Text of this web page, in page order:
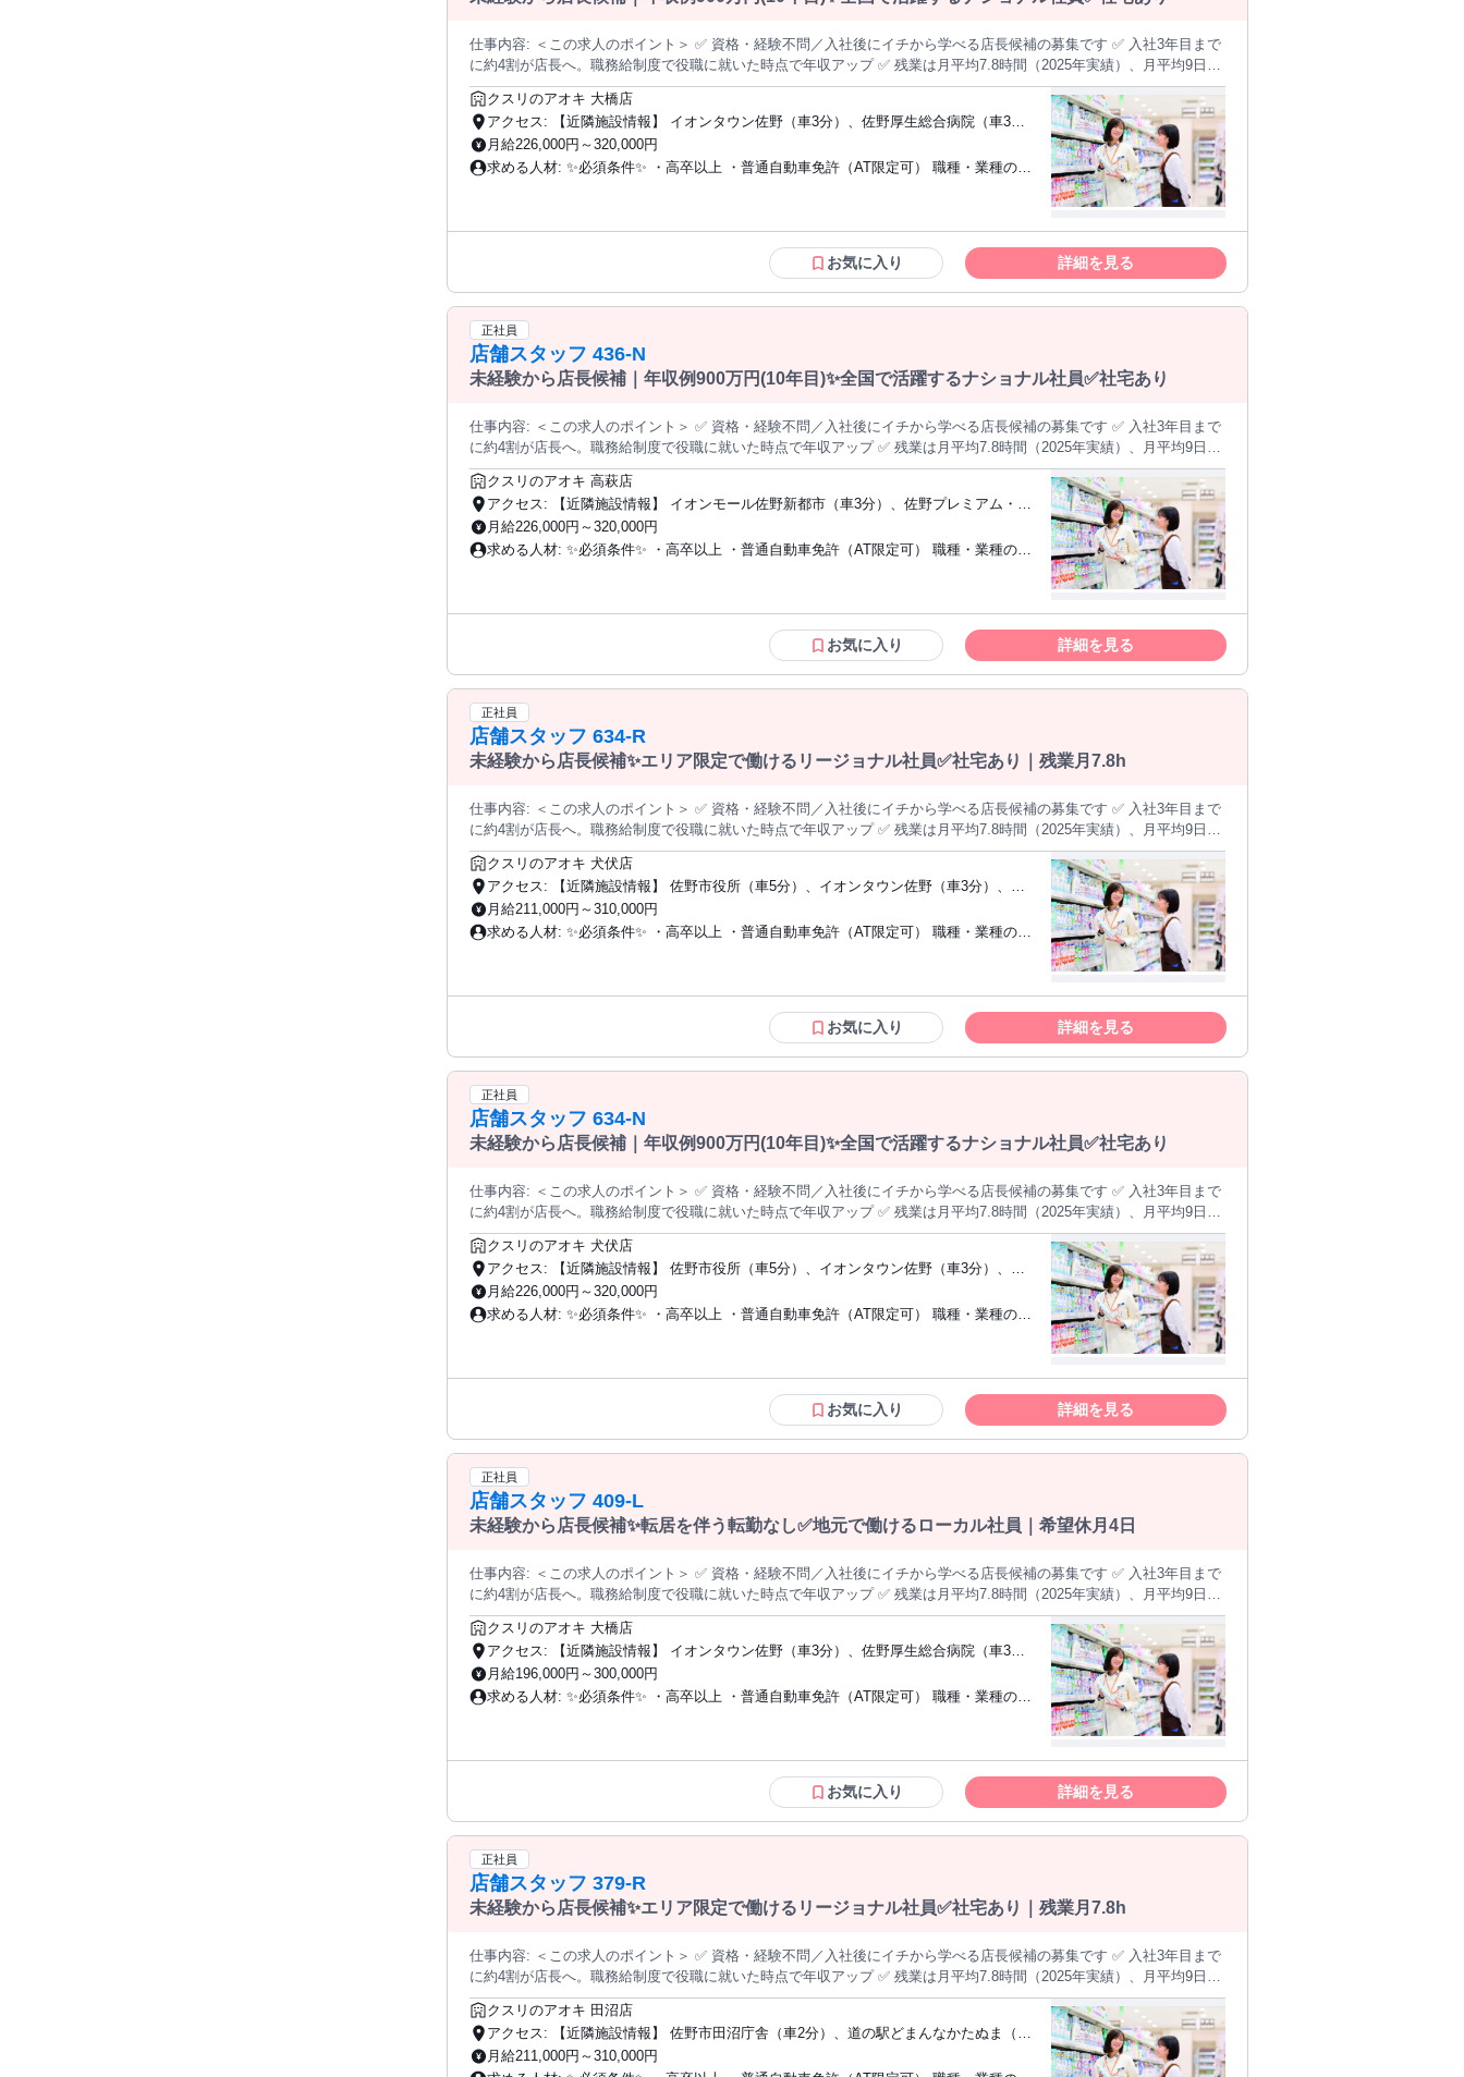
顔なじみになり、 「ちょっと聞きたいんだけど…」といった何気ない会話の中に お客様のニーズやトレンドが隠され
ています。 あなたの接客経験は、商品管理や販促企画のアイデアとして最大限に輝きます。 お客様とお店をつなぐ、
大切な役割を担いませんか？ 「 頼 ら れ る 専 門 家 」 を チ ー ム で 育 て る こ と 。 ￣￣￣￣￣￣￣￣￣￣￣￣￣
￣￣￣￣￣￣￣ 私たちの仕事は、 商品を売ることではありません。 お客様の不安を取り除き、 健康な毎日を支えるチ
ームを作ることです。 だから、 「責任者の仕事の半分は人を育てること」という考えが 根付いています。 15年教育カ
リキュラムがあることもその一環です。 店長になるには「登録販売者」の資格が必須ですが、 これもお客様に安心を
提供するための大切な約束。 店舗運営、資格取得の勉強時間も業務として確保するなど、 会社が全力でサポートしま
す。 未経験から始めた先輩たちが、 今では地域の健康を支えるドラッグストアの店舗運営スタッフとして活躍してい
￣￣￣￣￣￣￣￣￣￣￣￣￣￣ ドラッグストアが、街の暮らしを支える 「生活インフラ」となった今。 サンドラッグ
は、全国すべての町に安心を届けるため、 業界トップクラスのペースで新規出店を加速しています。 同時にEC事業も
拡大し、 お客様がいつでもどこでも頼れる存在へと 進化を続けています。 この想いを実現していく、 キーパーソンこ
そ、あなたです。 この出会いが、 あなたの大好きな街にとって、 あなたがなくてはならない存在になる きっかけにな
ることを だれよりも願い、信じています。
仕事内容: ＜この求人のポイント＞ ✅ 資格・経験不問／入社後にイチから学べる店長候補の募集です ✅ 入社3年目まで
に約4割が店長へ。職務給制度で役職に就いた時点で年収アップ ✅ 残業は月平均7.8時間（2025年実績）、月平均9日休
み・希望休は月4日指定OK ✅ 働く場所（全国／エリア限定／転居なし）を毎年選び直せます ──────────── ＜仕事
内容＞ 調剤薬局を併設したドラッグストア『クスリのアオキ』の店舗運営をお任せします。最初は先輩のサポートを受
けながら店舗業務を覚えるところからスタート。3カ月ほどで一人立ちする方が多く、未経験からでも段階的に身につ
けられます。 ◆接客 売場のご案内やレジ対応など。お客様の「これどこ？」に応える、地域に密着した仕事です。 ◆
商品の陳列・補充 品薄の商品を補充し、見やすく買いやすい売場を保ちます。 ◆発注・在庫管理 自動発注システムを
＞ 【STEP1】基礎を学ぶ：接客・陳列・発注など店舗運営の基本を習得（目安3カ月で一人立ち） ▼ 【STEP2】マ
ネジメントに挑戦：シフト管理やスタッフ教育へ。階層別研修があるので未経験でも段階的に学べます。最短3年目で
店長へ ▼ 【STEP3】キャリアを広げる：店長の先には、複数店舗を統括するSV、バイヤー、本部（店舗運営・商
品・開発・経営企画・生鮮事業など）への道があります 「近くて便利なドラッグストア、かかりつけ薬局」をコンセプ
クスリのアオキ 大橋店
アクセス: 【近隣施設情報】 イオンタウン佐野（車3分）、佐野厚生総合病院（車3
月給226,000円～320,000円
求める人材: ✨必須条件✨ ・高卒以上 ・普通自動車免許（AT限定可） 職種・業種の経
実した教育制度があります） ✩将来は店長や本部など、ステップアップを目指したい
方 ✩明るく誠実に人と接することができる方 ✩地域に貢献する仕事がしたい方 ✩UIタ
方をお待ちしています。
お気に入り 詳細を見る
正社員
店舗スタッフ 436-N
未経験から店長候補｜年収例900万円(10年目)✨全国で活躍するナショナル社員✅社宅あり
仕事内容: ＜この求人のポイント＞ ✅ 資格・経験不問／入社後にイチから学べる店長候補の募集です ✅ 入社3年目まで
に約4割が店長へ。職務給制度で役職に就いた時点で年収アップ ✅ 残業は月平均7.8時間（2025年実績）、月平均9日休
み・希望休は月4日指定OK ✅ 働く場所（全国／エリア限定／転居なし）を毎年選び直せます ──────────── ＜仕事
内容＞ 調剤薬局を併設したドラッグストア『クスリのアオキ』の店舗運営をお任せします。最初は先輩のサポートを受
けながら店舗業務を覚えるところからスタート。3カ月ほどで一人立ちする方が多く、未経験からでも段階的に身につ
けられます。 ◆接客 売場のご案内やレジ対応など。お客様の「これどこ？」に応える、地域に密着した仕事です。 ◆
商品の陳列・補充 品薄の商品を補充し、見やすく買いやすい売場を保ちます。 ◆発注・在庫管理 自動発注システムを
＞ 【STEP1】基礎を学ぶ：接客・陳列・発注など店舗運営の基本を習得（目安3カ月で一人立ち） ▼ 【STEP2】マ
ネジメントに挑戦：シフト管理やスタッフ教育へ。階層別研修があるので未経験でも段階的に学べます。最短3年目で
店長へ ▼ 【STEP3】キャリアを広げる：店長の先には、複数店舗を統括するSV、バイヤー、本部（店舗運営・商
品・開発・経営企画・生鮮事業など）への道があります 「近くて便利なドラッグストア、かかりつけ薬局」をコンセプ
クスリのアオキ 高萩店
アクセス: 【近隣施設情報】 イオンモール佐野新都市（車3分）、佐野プレミアム・ア
ウトレット（車3分）、佐野市役所（車10分） 【近隣学校情報】 佐野日本大学短期大
学（車5分）
月給226,000円～320,000円
求める人材: ✨必須条件✨ ・高卒以上 ・普通自動車免許（AT限定可） 職種・業種の経
実した教育制度があります） ✩将来は店長や本部など、ステップアップを目指したい
方 ✩明るく誠実に人と接することができる方 ✩地域に貢献する仕事がしたい方 ✩UIタ
方をお待ちしています。
お気に入り 詳細を見る
正社員
店舗スタッフ 634-R
未経験から店長候補✨エリア限定で働けるリージョナル社員✅社宅あり｜残業月7.8h
仕事内容: ＜この求人のポイント＞ ✅ 資格・経験不問／入社後にイチから学べる店長候補の募集です ✅ 入社3年目まで
に約4割が店長へ。職務給制度で役職に就いた時点で年収アップ ✅ 残業は月平均7.8時間（2025年実績）、月平均9日休
み・希望休は月4日指定OK ✅ 働く場所（全国／エリア限定／転居なし）を毎年選び直せます ──────────── ＜仕事
内容＞ 調剤薬局を併設したドラッグストア『クスリのアオキ』の店舗運営をお任せします。最初は先輩のサポートを受
けながら店舗業務を覚えるところからスタート。3カ月ほどで一人立ちする方が多く、未経験からでも段階的に身につ
けられます。 ◆接客 売場のご案内やレジ対応など。お客様の「これどこ？」に応える、地域に密着した仕事です。 ◆
商品の陳列・補充 品薄の商品を補充し、見やすく買いやすい売場を保ちます。 ◆発注・在庫管理 自動発注システムを
＞ 【STEP1】基礎を学ぶ：接客・陳列・発注など店舗運営の基本を習得（目安3カ月で一人立ち） ▼ 【STEP2】マ
ネジメントに挑戦：シフト管理やスタッフ教育へ。階層別研修があるので未経験でも段階的に学べます。最短3年目で
店長へ ▼ 【STEP3】キャリアを広げる：店長の先には、複数店舗を統括するSV、バイヤー、本部（店舗運営・商
品・開発・経営企画・生鮮事業など）への道があります 「近くて便利なドラッグストア、かかりつけ薬局」をコンセプ
クスリのアオキ 犬伏店
アクセス: 【近隣施設情報】 佐野市役所（車5分）、イオンタウン佐野（車3分）、佐
野プレミアム・アウトレット（車5分） 【近隣学校情報】 佐野日本大学短期大学（車5
分）
月給211,000円～310,000円
求める人材: ✨必須条件✨ ・高卒以上 ・普通自動車免許（AT限定可） 職種・業種の経
実した教育制度があります） ✩将来は店長や本部など、ステップアップを目指したい
方 ✩明るく誠実に人と接することができる方 ✩地域に貢献する仕事がしたい方 ✩UIタ
方をお待ちしています。
お気に入り 詳細を見る
正社員
店舗スタッフ 634-N
未経験から店長候補｜年収例900万円(10年目)✨全国で活躍するナショナル社員✅社宅あり
仕事内容: ＜この求人のポイント＞ ✅ 資格・経験不問／入社後にイチから学べる店長候補の募集です ✅ 入社3年目まで
に約4割が店長へ。職務給制度で役職に就いた時点で年収アップ ✅ 残業は月平均7.8時間（2025年実績）、月平均9日休
み・希望休は月4日指定OK ✅ 働く場所（全国／エリア限定／転居なし）を毎年選び直せます ──────────── ＜仕事
内容＞ 調剤薬局を併設したドラッグストア『クスリのアオキ』の店舗運営をお任せします。最初は先輩のサポートを受
けながら店舗業務を覚えるところからスタート。3カ月ほどで一人立ちする方が多く、未経験からでも段階的に身につ
けられます。 ◆接客 売場のご案内やレジ対応など。お客様の「これどこ？」に応える、地域に密着した仕事です。 ◆
商品の陳列・補充 品薄の商品を補充し、見やすく買いやすい売場を保ちます。 ◆発注・在庫管理 自動発注システムを
＞ 【STEP1】基礎を学ぶ：接客・陳列・発注など店舗運営の基本を習得（目安3カ月で一人立ち） ▼ 【STEP2】マ
ネジメントに挑戦：シフト管理やスタッフ教育へ。階層別研修があるので未経験でも段階的に学べます。最短3年目で
店長へ ▼ 【STEP3】キャリアを広げる：店長の先には、複数店舗を統括するSV、バイヤー、本部（店舗運営・商
品・開発・経営企画・生鮮事業など）への道があります 「近くて便利なドラッグストア、かかりつけ薬局」をコンセプ
クスリのアオキ 犬伏店
アクセス: 【近隣施設情報】 佐野市役所（車5分）、イオンタウン佐野（車3分）、佐
野プレミアム・アウトレット（車5分） 【近隣学校情報】 佐野日本大学短期大学（車5
分）
月給226,000円～320,000円
求める人材: ✨必須条件✨ ・高卒以上 ・普通自動車免許（AT限定可） 職種・業種の経
実した教育制度があります） ✩将来は店長や本部など、ステップアップを目指したい
方 ✩明るく誠実に人と接することができる方 ✩地域に貢献する仕事がしたい方 ✩UIタ
方をお待ちしています。
お気に入り 詳細を見る
正社員
店舗スタッフ 409-L
未経験から店長候補✨転居を伴う転勤なし✅地元で働けるローカル社員｜希望休月4日
仕事内容: ＜この求人のポイント＞ ✅ 資格・経験不問／入社後にイチから学べる店長候補の募集です ✅ 入社3年目まで
に約4割が店長へ。職務給制度で役職に就いた時点で年収アップ ✅ 残業は月平均7.8時間（2025年実績）、月平均9日休
み・希望休は月4日指定OK ✅ 働く場所（全国／エリア限定／転居なし）を毎年選び直せます ──────────── ＜仕事
内容＞ 調剤薬局を併設したドラッグストア『クスリのアオキ』の店舗運営をお任せします。最初は先輩のサポートを受
けながら店舗業務を覚えるところからスタート。3カ月ほどで一人立ちする方が多く、未経験からでも段階的に身につ
けられます。 ◆接客 売場のご案内やレジ対応など。お客様の「これどこ？」に応える、地域に密着した仕事です。 ◆
商品の陳列・補充 品薄の商品を補充し、見やすく買いやすい売場を保ちます。 ◆発注・在庫管理 自動発注システムを
＞ 【STEP1】基礎を学ぶ：接客・陳列・発注など店舗運営の基本を習得（目安3カ月で一人立ち） ▼ 【STEP2】マ
ネジメントに挑戦：シフト管理やスタッフ教育へ。階層別研修があるので未経験でも段階的に学べます。最短3年目で
店長へ ▼ 【STEP3】キャリアを広げる：店長の先には、複数店舗を統括するSV、バイヤー、本部（店舗運営・商
品・開発・経営企画・生鮮事業など）への道があります 「近くて便利なドラッグストア、かかりつけ薬局」をコンセプ
クスリのアオキ 大橋店
アクセス: 【近隣施設情報】 イオンタウン佐野（車3分）、佐野厚生総合病院（車3
月給196,000円～300,000円
求める人材: ✨必須条件✨ ・高卒以上 ・普通自動車免許（AT限定可） 職種・業種の経
実した教育制度があります） ✩将来は店長や本部など、ステップアップを目指したい
方 ✩明るく誠実に人と接することができる方 ✩地域に貢献する仕事がしたい方 ✩UIタ
方をお待ちしています。
お気に入り 詳細を見る
正社員
店舗スタッフ 379-R
未経験から店長候補✨エリア限定で働けるリージョナル社員✅社宅あり｜残業月7.8h
仕事内容: ＜この求人のポイント＞ ✅ 資格・経験不問／入社後にイチから学べる店長候補の募集です ✅ 入社3年目まで
に約4割が店長へ。職務給制度で役職に就いた時点で年収アップ ✅ 残業は月平均7.8時間（2025年実績）、月平均9日休
み・希望休は月4日指定OK ✅ 働く場所（全国／エリア限定／転居なし）を毎年選び直せます ──────────── ＜仕事
内容＞ 調剤薬局を併設したドラッグストア『クスリのアオキ』の店舗運営をお任せします。最初は先輩のサポートを受
けながら店舗業務を覚えるところからスタート。3カ月ほどで一人立ちする方が多く、未経験からでも段階的に身につ
けられます。 ◆接客 売場のご案内やレジ対応など。お客様の「これどこ？」に応える、地域に密着した仕事です。 ◆
クスリのアオキ 田沼店
アクセス: 【近隣施設情報】 佐野市田沼庁舎（車2分）、道の駅どまんなかたぬま（車
3分）、田沼駅（車3分） 【近隣学校情報】 佐野日本大学短期大学（車10分）
月給211,000円～310,000円